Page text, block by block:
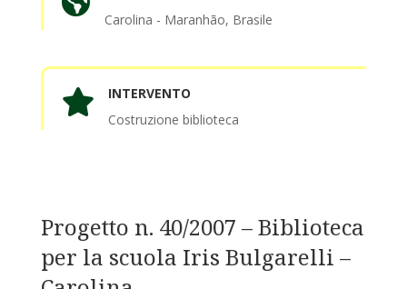
Carolina - Maranhão, Brasile

INTERVENTO
Costruzione biblioteca
Progetto n. 40/2007 – Biblioteca
per la scuola Iris Bulgarelli –